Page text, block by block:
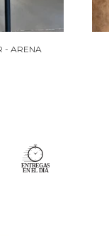
- ARENA